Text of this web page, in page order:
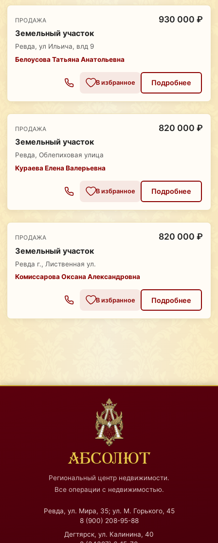
ПРОДАЖА 930 000 ₽
Земельный участок
Ревда, ул Ильича, влд 9
Белоусова Татьяна Анатольевна
В избранное Подробнее
ПРОДАЖА 820 000 ₽
Земельный участок
Ревда, Облепиховая улица
Кураева Елена Валерьевна
В избранное Подробнее
ПРОДАЖА 820 000 ₽
Земельный участок
Ревда г., Лиственная ул.
Комиссарова Оксана Александровна
В избранное Подробнее
АБСОЛЮТ
Региональный центр недвижимости.
Все операции с недвижимостью.
Ревда, ул. Мира, 35; ул. М. Горького, 45
8 (900) 208-95-88
Дегтярск, ул. Калинина, 40